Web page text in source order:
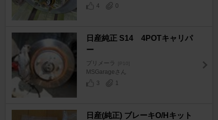
4
0
日産純正 S14 4POTキャリパ
ー
プリメーラ [P10]
MSGarageさん
3
1
日産(純正) ブレーキO/Hキット